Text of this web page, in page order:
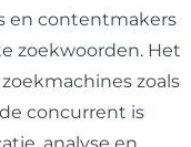
en contentmakers
zoekwoorden. Het
zoals
concurrent is
analyse en